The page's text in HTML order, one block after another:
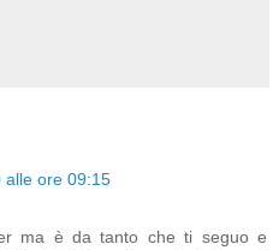
alle ore 09:15
ma è da tanto che ti seguo e